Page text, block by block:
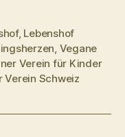
, Lebenshof
, Vegane
Verein für Kinder
Verein Schweiz